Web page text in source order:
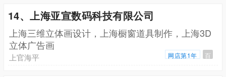
14、上海亚宣数码科技有限公司
上海三维立体画设计，上海橱窗道具制作，上海3D
立体广告画
上官海平 网店第1年 百